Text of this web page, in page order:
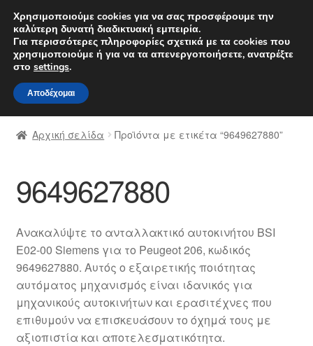
ΑΠΟΣΤΟΛΗ από 7 EUR
Δευτέρα-Παρ. 9 π.μ. - 4 μ.μ.
Απευθείας
μετάβαση
στην
πλοήγηση
Μετάβαση
σε
περιεχόμενο
Αρχική
Διαδικασία Παραπόνων
Επικοινωνία
Μεταφορά
Ο λογαριασμός μου
Ολοκλήρωση αγοράς
Αρχική σελίδα Προϊόντα με ετικέτα “9649627880”
9649627880
Ανακαλύψτε το ανταλλακτικό αυτοκινήτου BSI
E02-00 Siemens για το Peugeot 206, κωδικός
9649627880. Αυτός ο εξαιρετικής ποιότητας
αυτόματος μηχανισμός είναι ιδανικός για
μηχανικούς αυτοκινήτων και ερασιτέχνες που
επιθυμούν να επισκευάσουν το όχημά τους με
αξιοπιστία και αποτελεσματικότητα.
Χρησιμοποιούμε cookies για να σας προσφέρουμε την
καλύτερη δυνατή διαδικτυακή εμπειρία.
Για περισσότερες πληροφορίες σχετικά με τα cookies που
χρησιμοποιούμε ή για να τα απενεργοποιήσετε, ανατρέξτε
στο settings.
Αποδέχομαι